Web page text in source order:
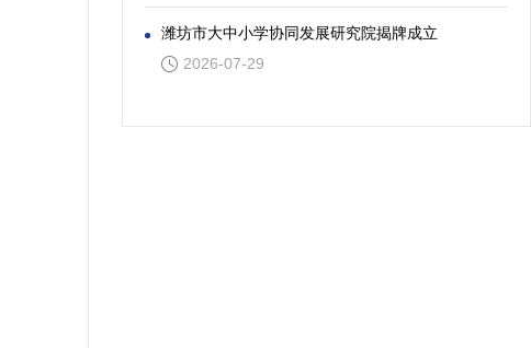
潍坊市大中小学协同发展研究院揭牌成立
2026-07-29